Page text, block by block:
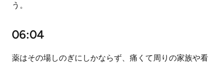
う。
06:04
薬はその場しのぎにしかならず、痛くて周りの家族や看